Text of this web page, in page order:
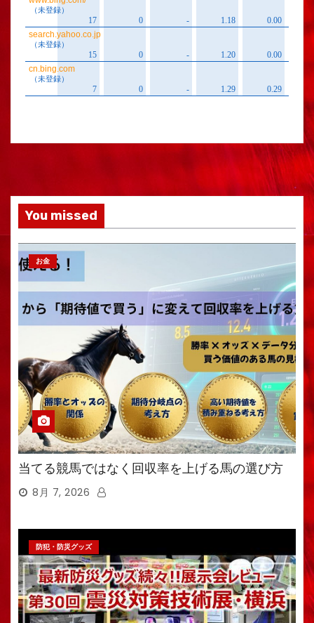
You missed
お金
当てる競馬ではなく回収率を上げる馬の選び方
8月 7, 2026
防犯・防災グッズ